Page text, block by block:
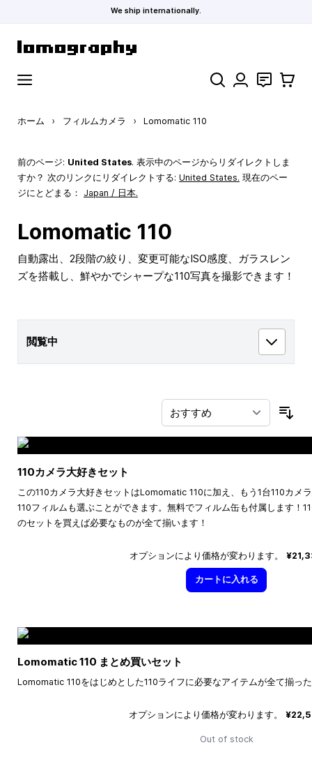
We ship internationally.
検索 お問い合わ
カート
ホーム › フィルムカメラ › Lomomatic 110
前のページ: United States. 表示中のページからリダイレクトしま
すか？ 次のリンクにリダイレクトする: United States. 現在のペー
ジにとどまる： Japan / 日本.
Lomomatic 110
自動露出、2段階の絞り、変更可能なISO感度、ガラスレン
ズを搭載し、鮮やかでシャープな110写真を撮影できます！
閲覧中
110カメラ大好きセット
この110カメラ大好きセットはLomomatic 110に加え、もう1台110カメ
110フィルムも選ぶことができます。無料でフィルム缶も付属します！
のセットを買えば必要なものが全て揃います！
オプションにより価格が変わります。
カートに入れる
Lomomatic 110 まとめ買いセット
Lomomatic 110をはじめとした110ライフに必要なアイテムが全て揃っ
オプションにより価格が変わります。
Out of stock